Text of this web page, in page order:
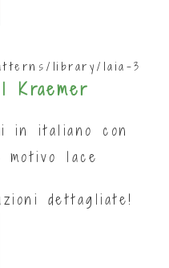
library/laia-3
Kraemer
in italiano con
lace
dettagliate!